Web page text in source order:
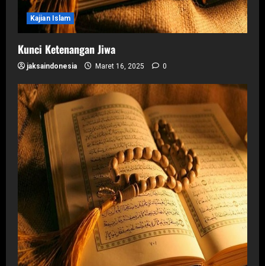
Kajian Islam
Kunci Ketenangan Jiwa
jaksaindonesia Maret 16, 2025 0